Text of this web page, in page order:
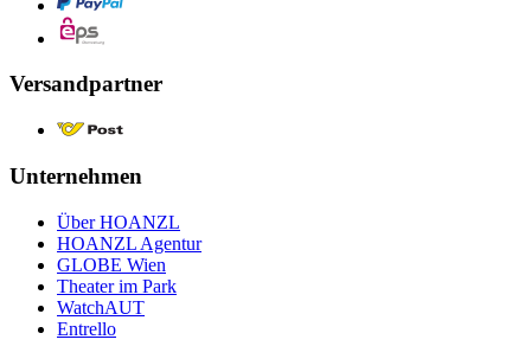
Versandpartner
Unternehmen
Über HOANZL
HOANZL Agentur
GLOBE Wien
Theater im Park
WatchAUT
Entrello